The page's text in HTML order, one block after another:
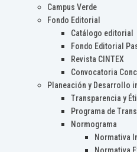
Campus Verde
Fondo Editorial
Catálogo editorial
Fondo Editorial
Revista CINTEX
Convocatoria
Planeación y Desarrollo
Transparencia y
Programa de
Normograma
Normativa